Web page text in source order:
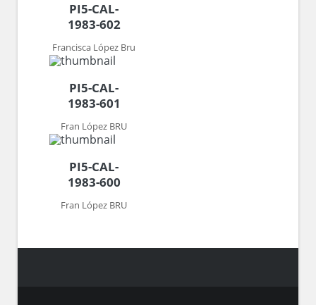
PI5-CAL-
1983-602
Francisca López Bru
PI5-CAL-
1983-601
Fran López BRU
PI5-CAL-
1983-600
Fran López BRU